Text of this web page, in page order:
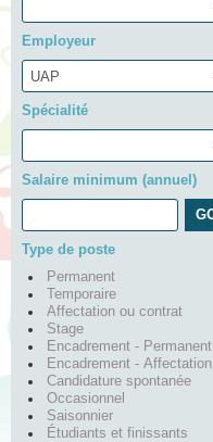
Employeur
Spécialité
Salaire minimum (annuel)
Type de poste
Permanent
Temporaire
Affectation ou contrat
Stage
Encadrement - Permanent
Encadrement - Affectation
Candidature spontanée
Occasionnel
Saisonnier
Étudiants et finissants